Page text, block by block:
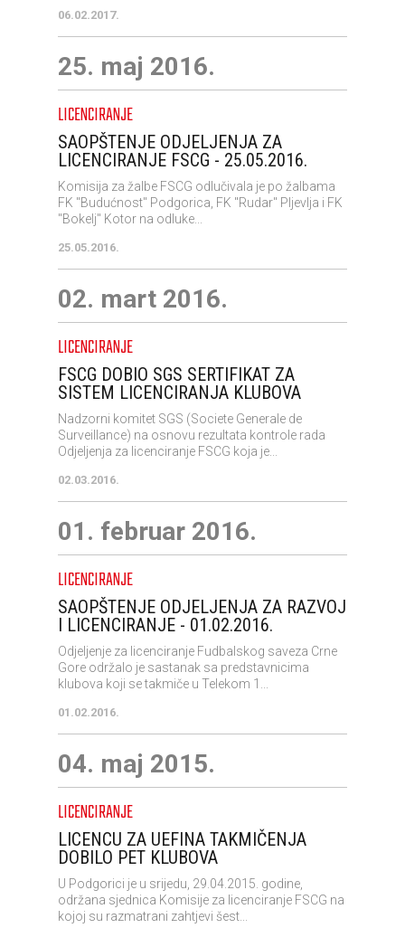
06.02.2017.
25. maj 2016.
LICENCIRANJE
SAOPŠTENJE ODJELJENJA ZA
LICENCIRANJE FSCG - 25.05.2016.
Komisija za žalbe FSCG odlučivala je po žalbama
FK "Budućnost" Podgorica, FK "Rudar" Pljevlja i FK
"Bokelj" Kotor na odluke...
25.05.2016.
02. mart 2016.
LICENCIRANJE
FSCG DOBIO SGS SERTIFIKAT ZA
SISTEM LICENCIRANJA KLUBOVA
Nadzorni komitet SGS (Societe Generale de
Surveillance) na osnovu rezultata kontrole rada
Odjeljenja za licenciranje FSCG koja je...
02.03.2016.
01. februar 2016.
LICENCIRANJE
SAOPŠTENJE ODJELJENJA ZA RAZVOJ
I LICENCIRANJE - 01.02.2016.
Odjeljenje za licenciranje Fudbalskog saveza Crne
Gore održalo je sastanak sa predstavnicima
klubova koji se takmiče u Telekom 1...
01.02.2016.
04. maj 2015.
LICENCIRANJE
LICENCU ZA UEFINA TAKMIČENJA
DOBILO PET KLUBOVA
U Podgorici je u srijedu, 29.04.2015. godine,
održana sjednica Komisije za licenciranje FSCG na
kojoj su razmatrani zahtjevi šest...